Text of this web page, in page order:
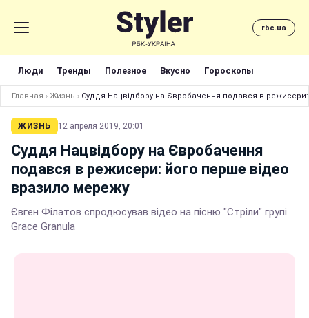
rbc.ua
Люди Тренды Полезное Вкусно Гороскопы
Главная › Жизнь › Суддя Нацвідбору на Євробачення подався в
ЖИЗНЬ 12 апреля 2019, 20:01
Суддя Нацвідбору на Євробачення
подався в режисери: його перше відео
вразило мережу
Євген Філатов спродюсував відео на пісню "Стріли" групі
Grace Granula